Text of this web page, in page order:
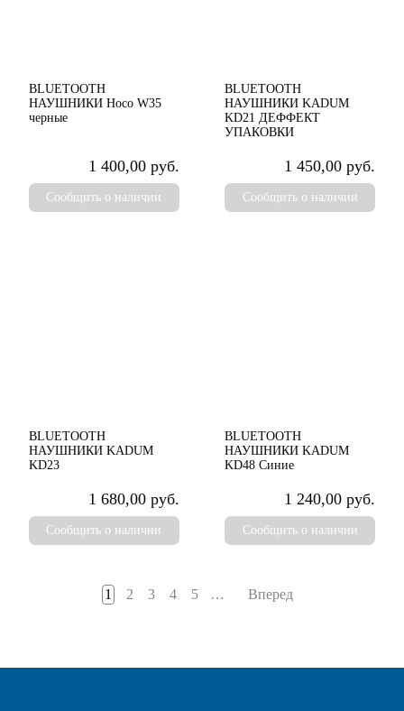
BLUETOOTH
НАУШНИКИ Hoco W35
черные
1 400,00 руб.
Сообщить о наличии
BLUETOOTH
НАУШНИКИ KADUM
KD21 ДЕФФЕКТ
УПАКОВКИ
1 450,00 руб.
Сообщить о наличии
BLUETOOTH
НАУШНИКИ KADUM
KD23
1 680,00 руб.
Сообщить о наличии
BLUETOOTH
НАУШНИКИ KADUM
KD48 Синие
1 240,00 руб.
Сообщить о наличии
1 2 3 4 5 … Вперед